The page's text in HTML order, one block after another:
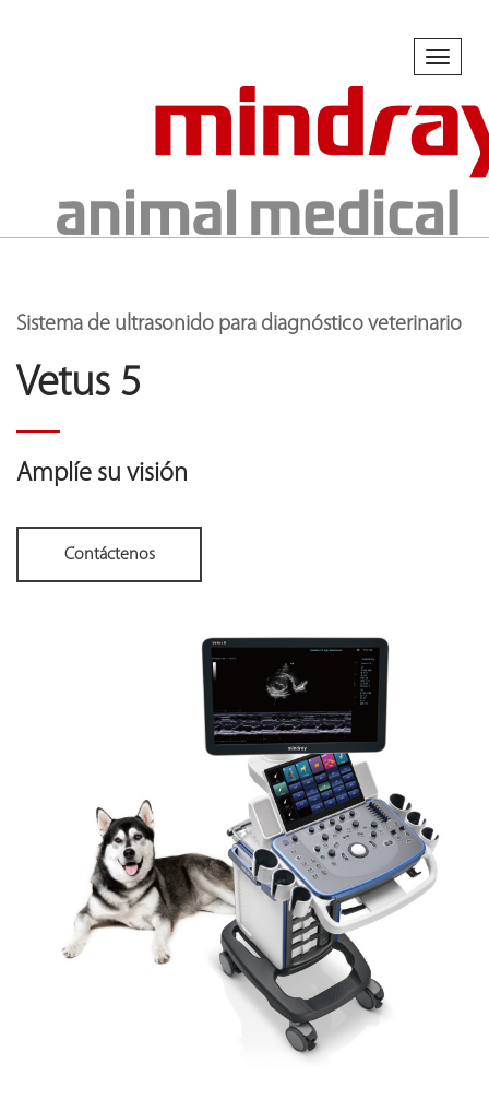
Sistema de ultrasonido para diagnóstico veterinario
Vetus 5
Amplíe su visión
Contáctenos